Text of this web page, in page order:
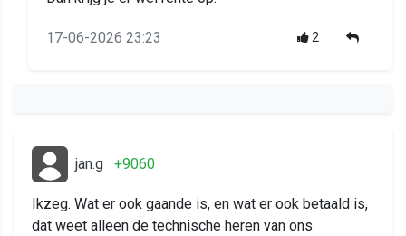
17-06-2026 23:23 2
jan.g +9060
Ikzeg. Wat er ook gaande is, en wat er ook betaald is,
dat weet alleen de technische heren van ons